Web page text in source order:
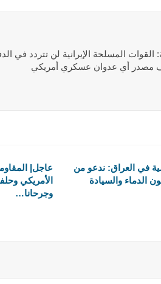
القوات المسلحة الإيرانية لن تتردد في
مصدر أي عدوان عسكري أمريكي
في العراق: ندعو من
الدماء والسيادة
عاجل|
الأمريكي
وجرحانا…